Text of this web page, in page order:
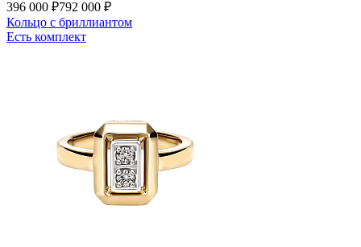
396 000 ₽792 000 ₽
Кольцо с бриллиантом
Есть комплект